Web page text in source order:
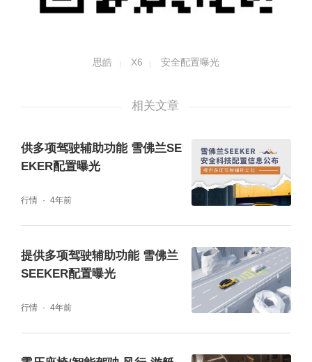
另外，思皓X6全车布置320W（峰值600W）
持多场景音乐互动和律动氛围灯等。由科大讯
飞专业调音并采用亚诺德ADI Sigma300系列
的DSP芯片拥有295MIPS运算算力、毫秒级处
思皓 X6 安全配置曝光
相关文章
供多项驾驶辅助功能 雪佛兰SE
EKER配置曝光
行情 4年前
提供多项驾驶辅助功能 雪佛兰
SEEKER配置曝光
行情 4年前